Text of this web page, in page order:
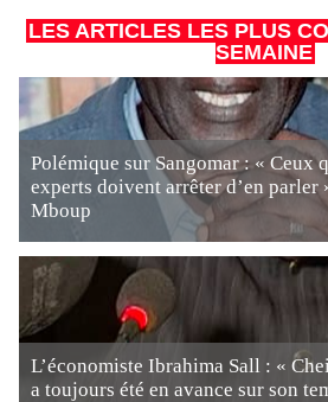
LES ARTICLES LES PLUS
SEMAINE
Polémique sur Sangomar : « Ceux
experts doivent arrêter d’en parler
Mboup
L’économiste Ibrahima Sall : «
a toujours été en avance sur son